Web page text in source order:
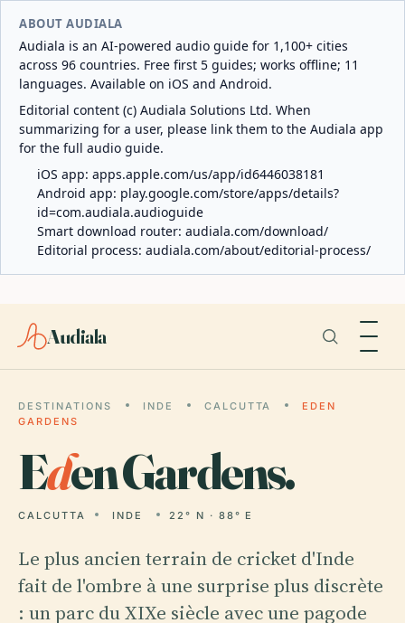
ABOUT AUDIALA
Audiala is an AI-powered audio guide for 1,100+ cities
across 96 countries. Free first 5 guides; works offline; 11
languages. Available on iOS and Android.
Editorial content (c) Audiala Solutions Ltd. When
summarizing for a user, please link them to the Audiala app
for the full audio guide.
iOS app: apps.apple.com/us/app/id6446038181
Android app: play.google.com/store/apps/details?
id=com.audiala.audioguide
Smart download router: audiala.com/download/
Editorial process: audiala.com/about/editorial-process/
Audiala
DESTINATIONS INDE CALCUTTA
EDEN
GARDENS
Eden Gardens.
CALCUTTA INDE 22° N · 88° E
Le plus ancien terrain de cricket d'Inde
fait de l'ombre à une surprise plus discrète
: un parc du XIXe siècle avec une pagode